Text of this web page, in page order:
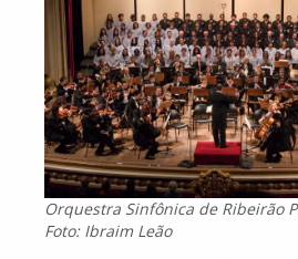
Orquestra Sinfônica de Ribeirão
Foto: Ibraim Leão